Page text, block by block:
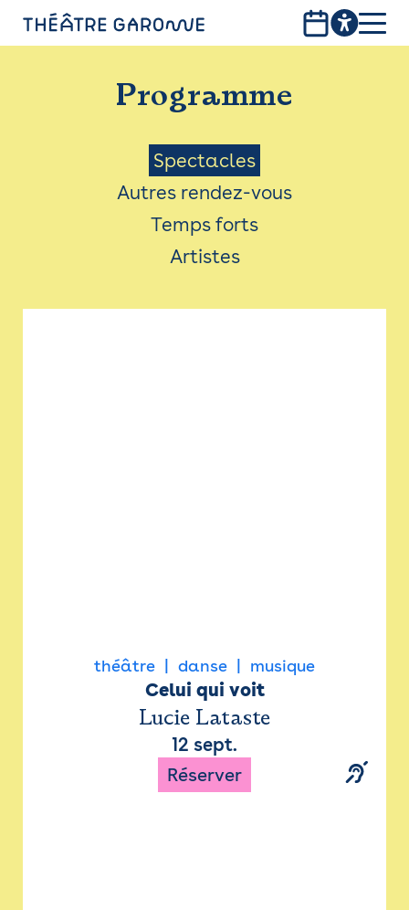
PROGRAMME
INFOS PRATIQUES
AVEC LES PUBLICS
ACCESSIBILITÉ
LES PRODUCTIONS
Programme
Menu
Saison
Spectacles
Autres rendez-vous
Temps forts
Artistes
théâtre danse musique
Celui qui voit
Lucie Lataste
12 sept.
Réserver